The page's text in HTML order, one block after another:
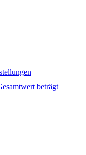
beträgt